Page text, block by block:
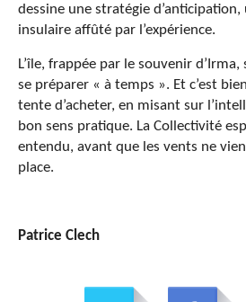
dessine une stratégie
insulaire affûté par l’expérience.
L’île, frappée par le souvenir
se préparer « à temps ». Et c’est
tente d’acheter, en misant sur
bon sens pratique. La Collectivité
entendu, avant que les vents ne
place.
Patrice Clech